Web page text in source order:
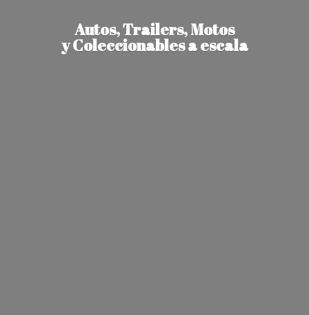
Autos, Trailers, Motos
y Coleccionablesa escala